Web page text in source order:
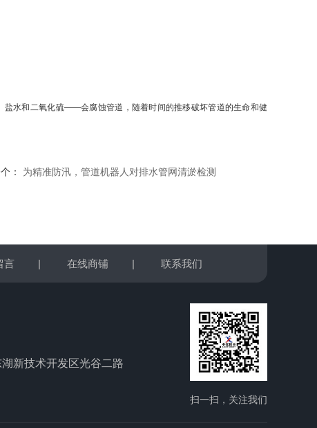
水和二氧化硫——会腐蚀管道，随着时间的推移破坏管道的生命和健
： 为精准防汛，管道机器人对排水管网清淤检测
言 | 在线商铺 | 联系我们
新技术开发区光谷二路
扫一扫，关注我们